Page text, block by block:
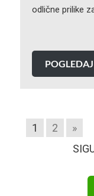
odlične prilike
POGLEDAJ
1 2
»